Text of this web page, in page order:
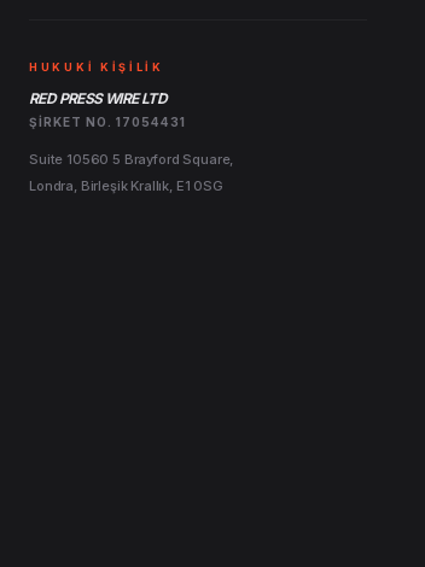
HUKUKİ KİŞİLİK
RED PRESS WIRE LTD
ŞIRKET NO. 17054431
Suite 10560 5 Brayford Square,
Londra, Birleşik Krallık, E1 0SG